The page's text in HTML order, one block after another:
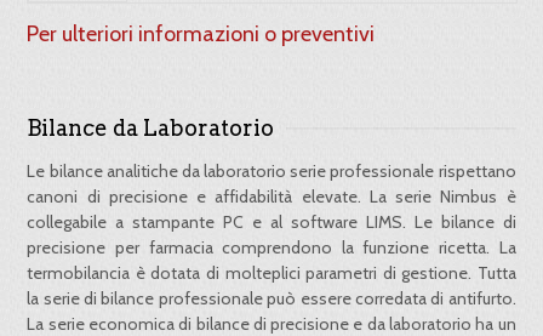
Per ulteriori informazioni o preventivi
Bilance da Laboratorio
Le bilance analitiche da laboratorio serie professionale rispettano
canoni di precisione e affidabilità elevate. La serie Nimbus è
collegabile a stampante PC e al software LIMS. Le bilance di
precisione per farmacia comprendono la funzione ricetta. La
termobilancia è dotata di molteplici parametri di gestione. Tutta
la serie di bilance professionale può essere corredata di antifurto.
La serie economica di bilance di precisione e da laboratorio ha un